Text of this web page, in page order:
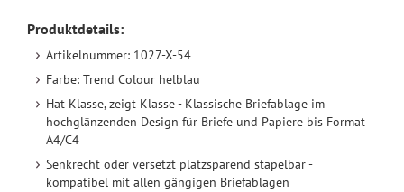
Produktdetails:
Artikelnummer: 1027-X-54
Farbe: Trend Colour helblau
Hat Klasse, zeigt Klasse - Klassische Briefablage im
hochglänzenden Design für Briefe und Papiere bis Format
A4/C4
Senkrecht oder versetzt platzsparend stapelbar -
kompatibel mit allen gängigen Briefablagen